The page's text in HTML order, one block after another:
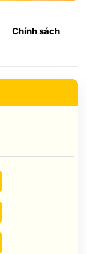
Chính sách